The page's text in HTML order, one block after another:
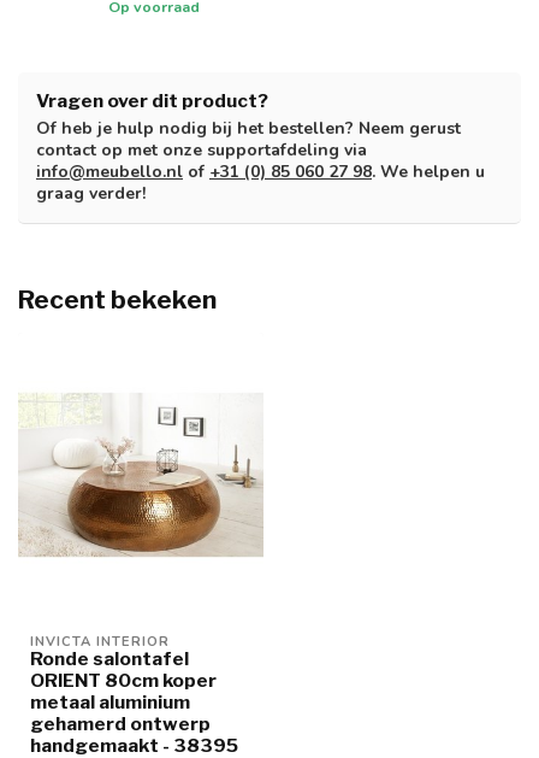
Op voorraad
Vragen over dit product?
Of heb je hulp nodig bij het bestellen? Neem gerust
contact op met onze supportafdeling via
info@meubello.nl of +31 (0) 85 060 27 98. We helpen u
graag verder!
Recent bekeken
INVICTA INTERIOR
Ronde salontafel
ORIENT 80cm koper
metaal aluminium
gehamerd ontwerp
handgemaakt - 38395